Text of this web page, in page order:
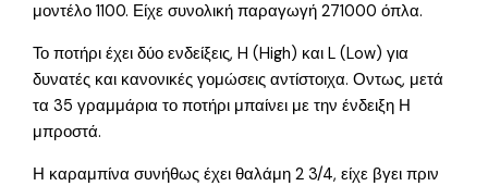
μοντέλο 1100. Είχε συνολική παραγωγή 271000 όπλα.
Το ποτήρι έχει δύο ενδείξεις, H (High) και L (Low) για
δυνατές και κανονικές γομώσεις αντίστοιχα. Οντως, μετά
τα 35 γραμμάρια το ποτήρι μπαίνει με την ένδειξη Η
μπροστά.
Η καραμπίνα συνήθως έχει θαλάμη 2 3/4, είχε βγει πριν